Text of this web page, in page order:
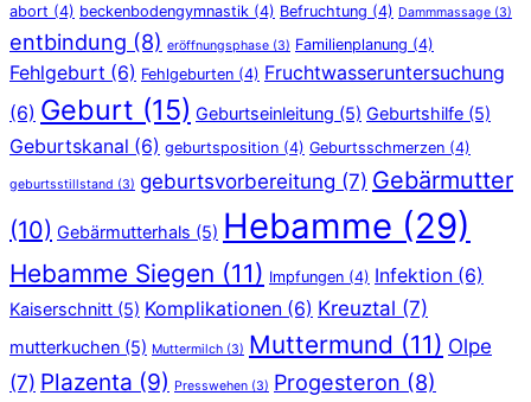
abort (4) beckenbodengymnastik (4) Befruchtung (4) Dammmassage (3)
entbindung (8) eröffnungsphase (3) Familienplanung (4)
Fehlgeburt (6) Fehlgeburten (4) Fruchtwasseruntersuchung
(6) Geburt (15) Geburtseinleitung (5) Geburtshilfe (5)
Geburtskanal (6) geburtsposition (4) Geburtsschmerzen (4)
geburtsstillstand (3) geburtsvorbereitung (7) Gebärmutter
(10) Gebärmutterhals (5) Hebamme (29)
Hebamme Siegen (11) Impfungen (4) Infektion (6)
Kaiserschnitt (5) Komplikationen (6) Kreuztal (7)
mutterkuchen (5) Muttermilch (3) Muttermund (11) Olpe
(7) Plazenta (9) Presswehen (3) Progesteron (8)